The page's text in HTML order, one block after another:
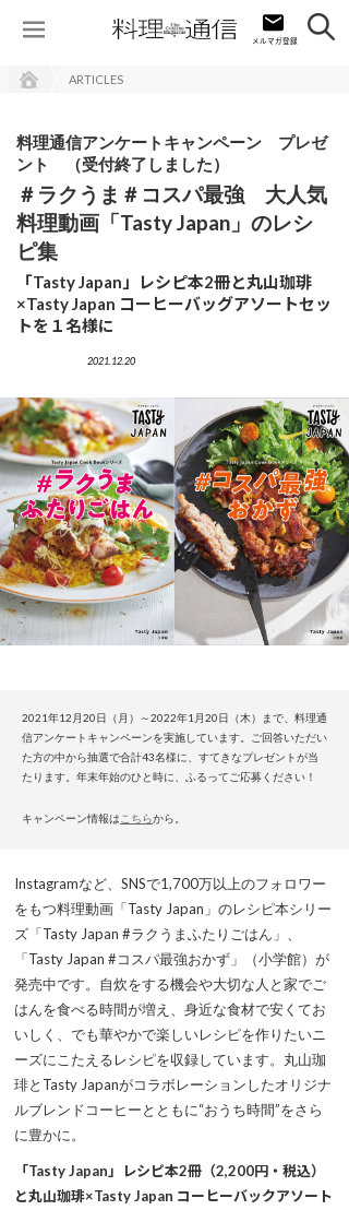
ARTICLES
料理通信アンケートキャンペーン プレゼ
ント （受付終了しました）
＃ラクうま＃コスパ最強 大人気
料理動画「Tasty Japan」のレシ
ピ集
「Tasty Japan」レシピ本2冊と丸山珈琲
×Tasty Japan コーヒーバッグアソートセッ
トを１名様に
2021.12.20
2021年12月20日（月）～2022年1月20日（木）まで、料理通
信アンケートキャンペーンを実施しています。ご回答いただい
た方の中から抽選で合計43名様に、すてきなプレゼントが当
たります。年末年始のひと時に、ふるってご応募ください！
キャンペーン情報は こちらから。
Instagramなど、SNSで1,700万以上のフォロワー
をもつ料理動画「Tasty Japan」のレシピ本シリー
ズ「Tasty Japan #ラクうまふたりごはん」、
「Tasty Japan #コスパ最強おかず」（小学館）が
発売中です。自炊をする機会や大切な人と家でご
はんを食べる時間が増え、身近な食材で安くてお
いしく、でも華やかで楽しいレシピを作りたいニ
ーズにこたえるレシピを収録しています。丸山珈
琲とTasty Japanがコラボレーションしたオリジナ
ルブレンドコーヒーとともに“おうち時間”をさら
に豊かに。
「Tasty Japan」レシピ本2冊（2,200円・税込）
と丸山珈琲×Tasty Japan コーヒーバックアソート